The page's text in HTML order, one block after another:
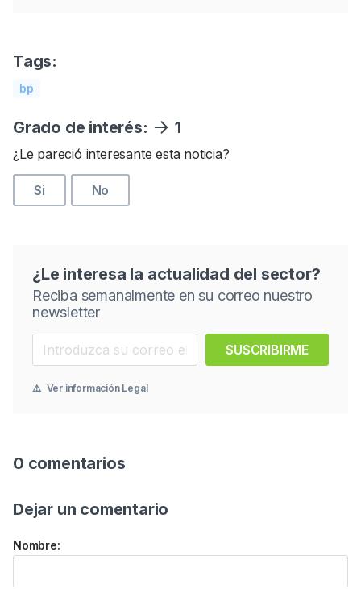
Tags:
bp
Grado de interés: 1
¿Le pareció interesante esta noticia?
Si No
¿Le interesa la actualidad del sector?
Reciba semanalmente en su correo nuestro
newsletter
SUSCRIBIRME
⚠️ Ver información Legal
0 comentarios
Dejar un comentario
Nombre: